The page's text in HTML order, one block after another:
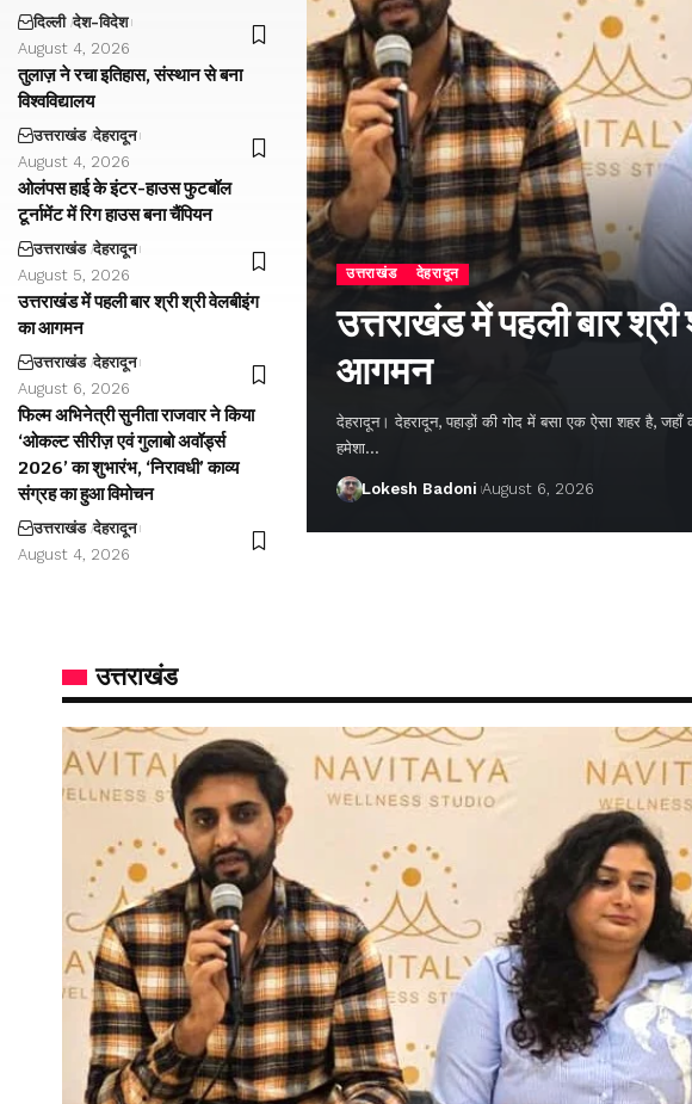
दिल्ली देश-विदेश
August 4, 2026
तुलाज़ ने रचा इतिहास, संस्थान से बना
विश्वविद्यालय
उत्तराखंड देहरादून
August 4, 2026
ओलंपस हाई के इंटर-हाउस फुटबॉल
टूर्नामेंट में रिग हाउस बना चैंपियन
उत्तराखंड देहरादून
August 5, 2026
उत्तराखंड में पहली बार श्री श्री वेलबीइंग
का आगमन
उत्तराखंड देहरादून
August 6, 2026
फिल्म अभिनेत्री सुनीता राजवार ने किया
‘ओकल्ट सीरीज़ एवं गुलाबो अवॉर्ड्स
2026’ का शुभारंभ, ‘निरावधी’ काव्य
संग्रह का हुआ विमोचन
उत्तराखंड देहरादून
August 4, 2026
उत्तराखंड देहरादून
उत्तराखंड में पहली बार
आगमन
देहरादून। देहरादून, पहाड़ों की गोद में बसा एक ऐसा शहर है, जहाँ
हमेशा…
Lokesh Badoni August 6, 2026
उत्तराखंड